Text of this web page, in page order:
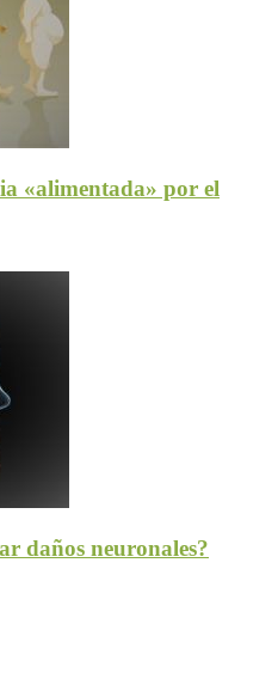
«alimentada» por el
daños neuronales?